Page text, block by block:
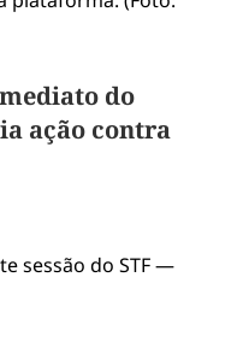
do
ação contra